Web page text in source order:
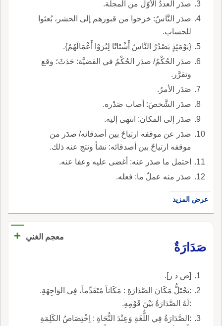
صدَر العددُ الأوّل من المجلّة.
صدَر النَّاسُ: خرجوا من قبورهم إلى الحشر، بُعثوا
للحساب.
{يَوْمَئِذٍ يَصْدُرُ النَّاسُ أَشْتَاتًا لِيُرَوْا أَعْمَالَهُمْ}.
صدَر الحُكْمُ/ صدَر الحُكْمُ في القضيَّة: حَدَثَ؛ وقع
وتقرَّر.
صَدَر الأمرُ.
صدَر الشَّخصَ: أصاب صَدْره.
صدَر إلى المكان: انتهى إليه.
صدَر عن موقفه ارتياحٌ بين أصدقائه/ صدَر من
موقفه ارتياحٌ بين أصدقائه: نشأ ونتج عنه ذلك.
احتمل ما صدَر عنه: أغضى عليه وعفا عنه.
صدَر منه عملٌ ما: فعله.
عرض المزيد
معجم الغني
+
صَدَارَةٌ
[ص د ر].
:يَحْتَلُّ مَكَانَ الصَّدَارَةِ : مَكَاناً مُتَقَدِّماً، فِي الوَاجِهَةِ.
:لَهُ الصَّدَارَةُ بَيْنَ قَوْمِهِ.
:الصَّدَارَةُ فِي اللُّغَةِ وَعِنْدَ النُّحَاةِ : اِخْتِصَاصُ الكَلِمَةِ